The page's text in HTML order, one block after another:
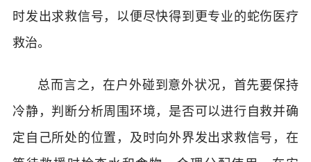
时发出求救信号，以便尽快得到更专业的蛇伤医疗
救治。
总而言之，在户外碰到意外状况，首先要保持
冷静，判断分析周围环境，是否可以进行自救并确
定自己所处的位置，及时向外界发出求救信号，在